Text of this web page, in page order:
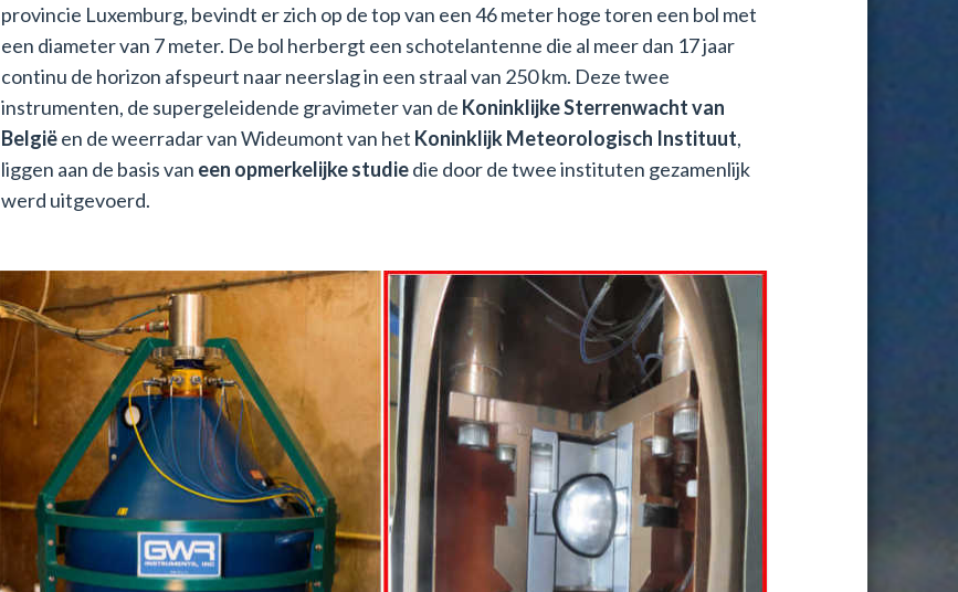
provincie Luxemburg, bevindt er zich op de top van een 46 meter hoge toren een bol met
een diameter van 7 meter. De bol herbergt een schotelantenne die al meer dan 17 jaar
continu de horizon afspeurt naar neerslag in een straal van 250 km. Deze twee
instrumenten, de supergeleidende gravimeter van de Koninklijke Sterrenwacht van
Belgiëen de weerradar van Wideumont van het Koninklijk Meteorologisch Instituut,
liggen aan de basis van een opmerkelijke studiedie door de twee instituten gezamenlijk
werd uitgevoerd.